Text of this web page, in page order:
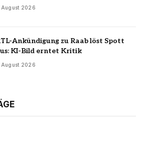
August 2026
Ankündigung zu Raab löst Spott
KI-Bild erntet Kritik
August 2026